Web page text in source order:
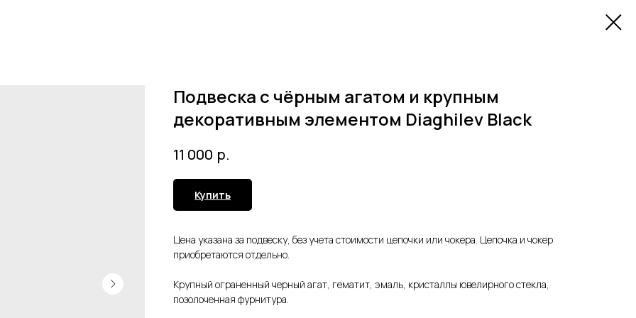
Подвеска с чёрным агатом и крупным
декоративным элементом Diaghilev Black
11 000 р.
Купить
Цена указана за подвеску, без учета стоимости цепочки или чокера. Цепочка и чокер
приобретаются отдельно.
Крупный ограненный черный агат, гематит, эмаль, кристаллы ювелирного стекла,
позолоченная фурнитура.